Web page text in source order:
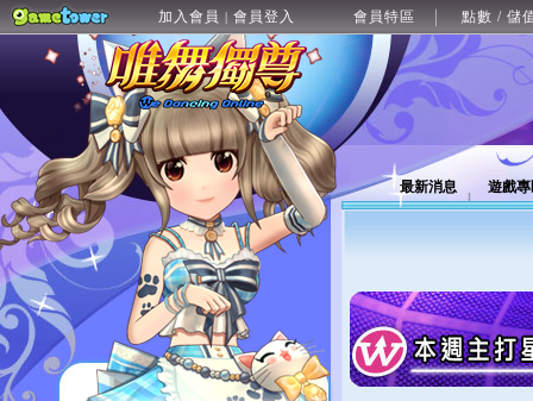
加入會員 | 會員登入 會員特區 點數 / 儲
最新消息 遊戲